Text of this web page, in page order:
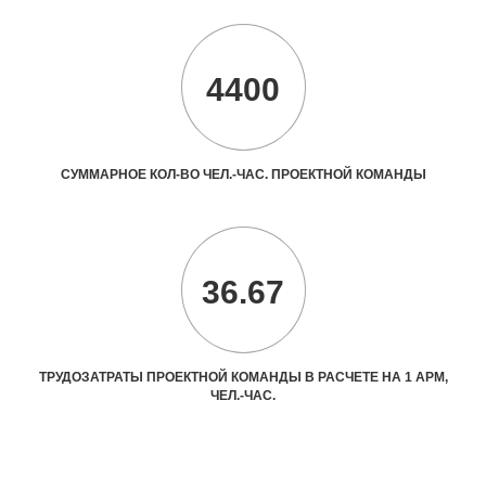
4400
СУММАРНОЕ КОЛ-ВО ЧЕЛ.-ЧАС. ПРОЕКТНОЙ КОМАНДЫ
36.67
ТРУДОЗАТРАТЫ ПРОЕКТНОЙ КОМАНДЫ В РАСЧЕТЕ НА 1 АРМ,
ЧЕЛ.-ЧАС.